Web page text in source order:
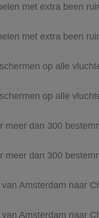
met extra been
met extra been
op alle
op alle
meer dan 300
meer dan 300
Amsterdam naar
Amsterdam naar